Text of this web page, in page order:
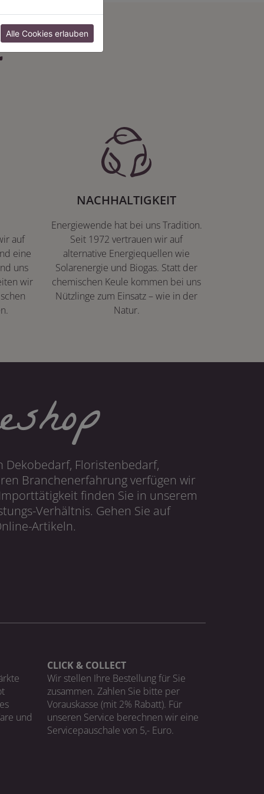
auf
eine
uns
wir
NACHHALTIGKEIT
Energiewende hat bei uns Tradition.
Seit 1972 vertrauen wir auf
alternative Energiequellen wie
Solarenergie und Biogas. Statt der
chemischen Keule kommen bei uns
Nützlinge zum Einsatz – wie in der
Natur.
Floristenbedarf,
Branchenerfahrung verfügen wir
finden Sie in unserem
Verhältnis. Gehen Sie auf
Artikeln.
und
CLICK & COLLECT
Wir stellen Ihre Bestellung für Sie
zusammen. Zahlen Sie bitte per
Vorauskasse (mit 2% Rabatt). Für
unseren Service berechnen wir eine
Servicepauschale von 5,- Euro.
Alle Cookies erlauben